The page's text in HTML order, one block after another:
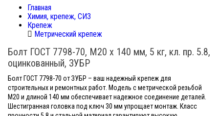
Главная
Химия, крепеж, СИЗ
Крепеж
Метрический крепеж
Болт ГОСТ 7798-70, M20 x 140 мм, 5 кг, кл. пр. 5.8,
оцинкованный, ЗУБР
Болт ГОСТ 7798-70 от ЗУБР – ваш надежный крепеж для
строительных и ремонтных работ. Модель с метрической резьбой
М20 и длиной 140 мм обеспечивает надежное соединение деталей.
Шестигранная головка под ключ 30 мм упрощает монтаж. Класс